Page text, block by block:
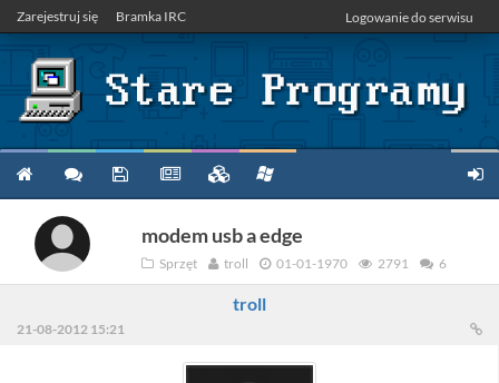
Zarejestruj się Bramka IRC Logowanie do serwisu
modem usb a edge
Sprzęt troll 01-01-1970 2791 6
troll
21-08-2012 15:21